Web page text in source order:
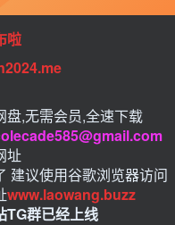
啦
盘,无需会员,全速下载
址
建议使用谷歌浏览器访问
www.laowang.buzz
TG群已经上线